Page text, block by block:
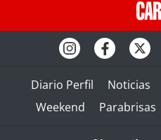
Diario Perfil Noticias
Weekend
Parabrisas